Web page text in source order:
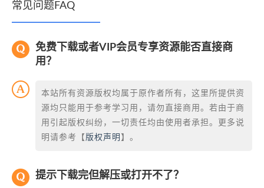
常见问题FAQ
免费下载或者VIP会员专享资源能否直接商
用？
本站所有资源版权均属于原作者所有，这里所提供资
源均只能用于参考学习用，请勿直接商用。若由于商
用引起版权纠纷，一切责任均由使用者承担。更多说
明请参考【 版权声明 】。
提示下载完但解压或打开不了？